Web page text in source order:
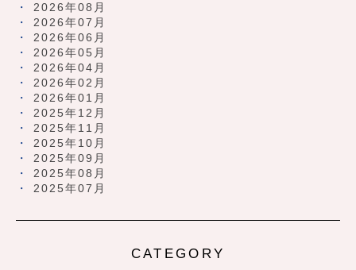
2026年08月
2026年07月
2026年06月
2026年05月
2026年04月
2026年02月
2026年01月
2025年12月
2025年11月
2025年10月
2025年09月
2025年08月
2025年07月
CATEGORY